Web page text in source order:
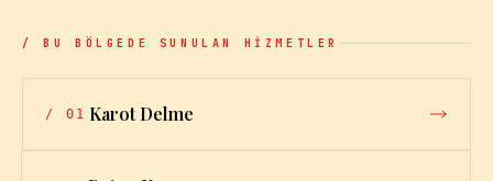
/ BU BÖLGEDE SUNULAN HİZMETLER
/ 01 Karot Delme